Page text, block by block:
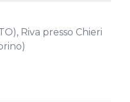
Riva presso Chieri